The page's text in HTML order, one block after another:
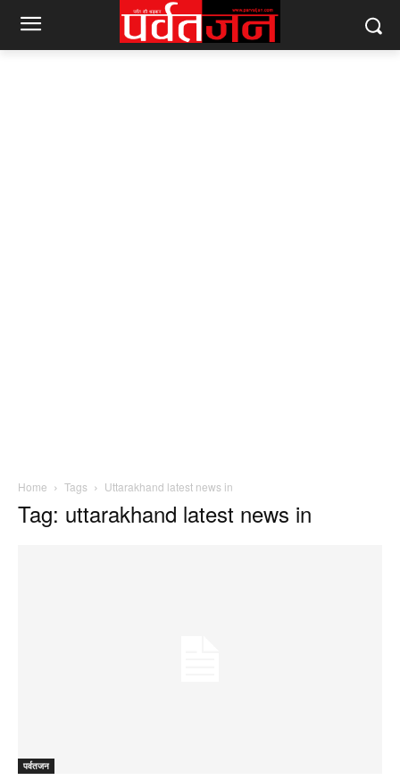
Home Tags Uttarakhand latest news in
Tag: uttarakhand latest news in
पर्वतजन